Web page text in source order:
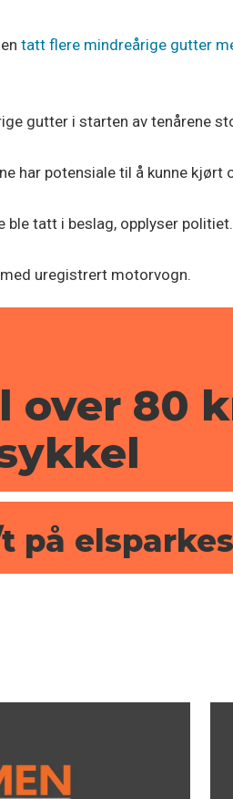
tatt flere mindreårige gutter
gutter i starten av tenårene
har potensiale til å kunne kjørt
ble tatt i beslag, opplyser politiet.
uregistrert motorvogn.
over 80
på